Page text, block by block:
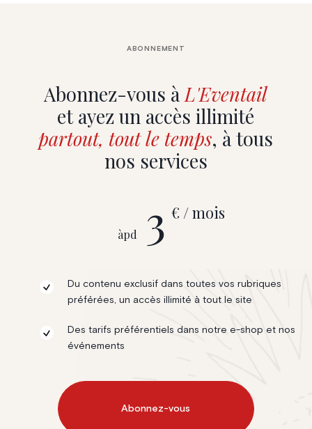
Abonnez-vous àL'Eventail
et ayez un accès illimité
partout, tout le temps, à tous
nos services
ABONNEMENT
àpd 3 € / mois
Du contenu exclusif dans toutes vos rubriques
préférées, un accès illimité à tout le site
Des tarifs préférentiels dans notre e-shop et nos
événements
Abonnez-vous